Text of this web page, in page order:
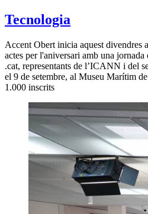
Tecnologia
Accent Obert inicia aquest divendres
actes per l'aniversari amb una
.cat, representants de l’ICANN i del
el 9 de setembre, al Museu Marítim
1.000 inscrits